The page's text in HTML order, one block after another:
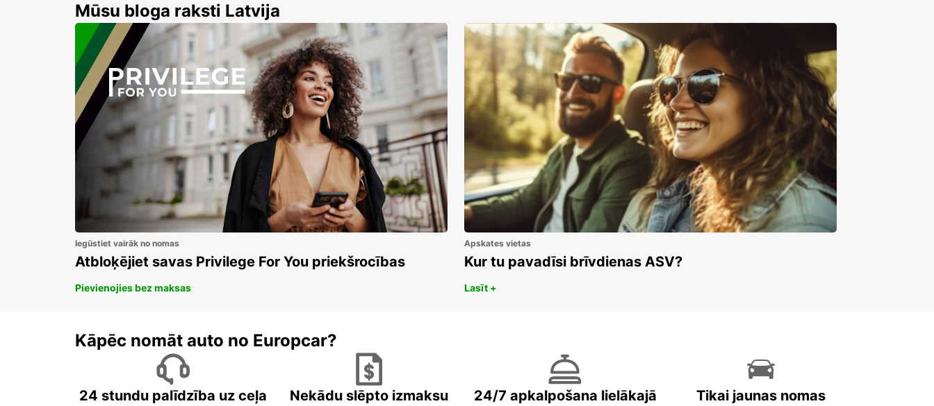
Mūsu bloga raksti Latvija
Iegūstiet vairāk no nomas
Atbloķējiet savas Privilege For You priekšrocības
Pievienojies bez maksas
Apskates vietas
Kur tu pavadīsi brīvdienas ASV?
Lasīt +
Kāpēc nomāt auto no Europcar?
24 stundu palīdzība uz ceļa Nekādu slēpto izmaksu
24/7 apkalpošana lielākajā
Tikai jaunas nomas